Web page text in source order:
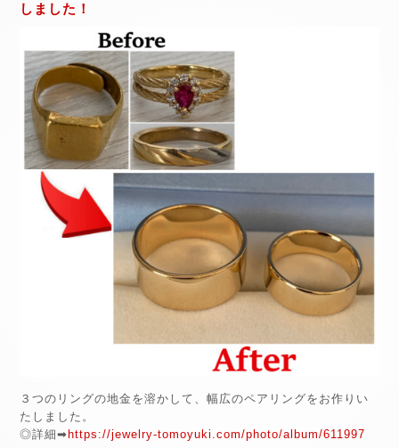
しました！
３つのリングの地金を溶かして、幅広のペアリングをお作りい
たしました。
◎詳細➡https://jewelry-tomoyuki.com/photo/album/611997